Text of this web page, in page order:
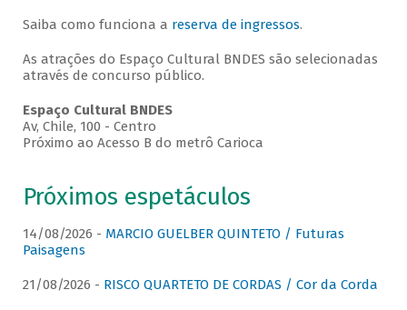
Saiba como funciona a reserva de ingressos.
As atrações do Espaço Cultural BNDES são selecionadas
através de concurso público.
Espaço Cultural BNDES
Av, Chile, 100 - Centro
Próximo ao Acesso B do metrô Carioca
Próximos espetáculos
14/08/2026 - MARCIO GUELBER QUINTETO / Futuras
Paisagens
21/08/2026 - RISCO QUARTETO DE CORDAS / Cor da Corda